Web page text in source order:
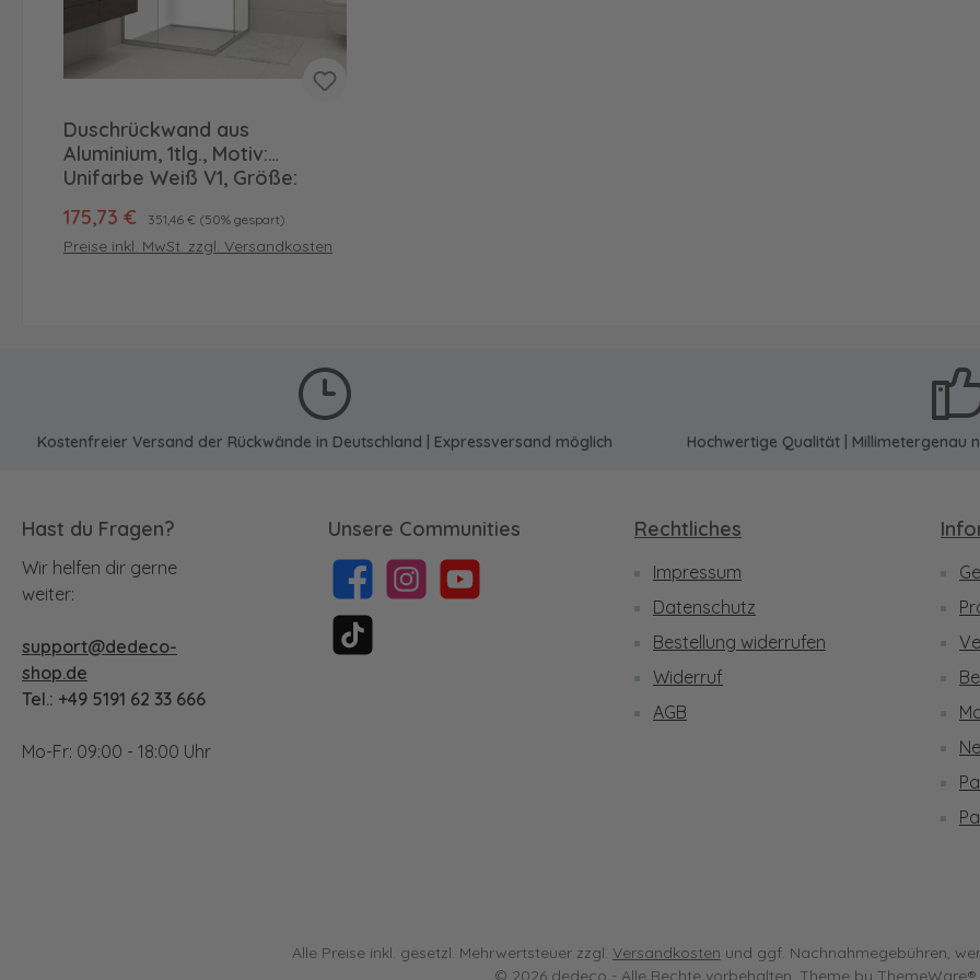
Duschrückwand aus
Aluminium, 1tlg., Motiv:
Unifarbe Weiß V1, Größe:
(B-Ware)
Verkaufspreis:
175,73 € 351,46 € (50% gespart)
Preise inkl. MwSt. zzgl. Versandkosten
Kostenfreier Versand der Rückwände in Deutschland | Expressversand möglich Hochwertige Qualität | Millimetergenau
Rechtliches
Impressum
Datenschutz
Bestellung widerrufen
Widerruf
AGB
Hast du Fragen?
Wir helfen dir gerne
weiter:
support@dedeco-
shop.de
Tel.: +49 5191 62 33 666
Mo-Fr: 09:00 - 18:00 Uhr
Unsere Communities
FacebookInstagramYouTube
TikTok
Alle Preise inkl. gesetzl. Mehrwertsteuer zzgl. Versandkosten und ggf. Nachnahmegebühren,
© 2026 dedeco - Alle Rechte vorbehalten. Theme by ThemeWare®